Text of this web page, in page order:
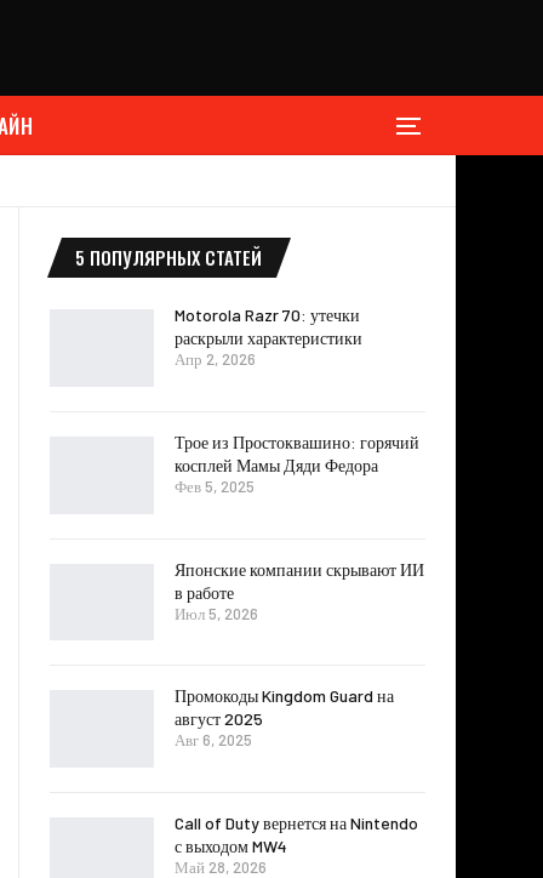
5 ПОПУЛЯРНЫХ СТАТЕЙ
Motorola Razr 70: утечки
раскрыли характеристики
Апр 2, 2026
Трое из Простоквашино: горячий
косплей Мамы Дяди Федора
Фев 5, 2025
Японские компании скрывают ИИ
в работе
Июл 5, 2026
Промокоды Kingdom Guard на
август 2025
Авг 6, 2025
Call of Duty вернется на Nintendo
с выходом MW4
Май 28, 2026